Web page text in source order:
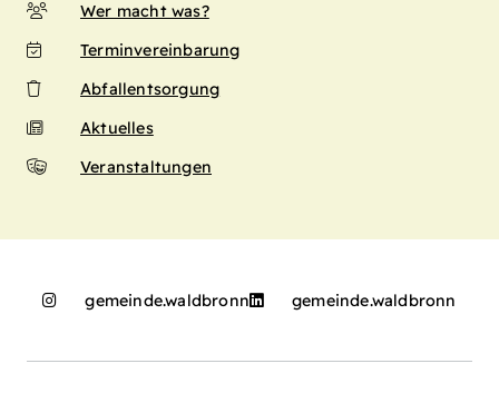
Wer macht was?
Terminvereinbarung
Abfallentsorgung
Aktuelles
Veranstaltungen
gemeinde.waldbronn gemeinde.waldbronn